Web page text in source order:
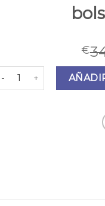
€
bolso mochila cantidad